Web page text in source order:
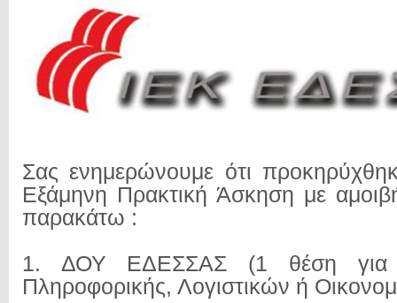
Σας ενημερώνουμε ότι
Εξάμηνη Πρακτική Άσκηση με
παρακάτω :
1. ΔΟΥ ΕΔΕΣΣΑΣ (1 θέση για
Πληροφορικής, Λογιστικών ή